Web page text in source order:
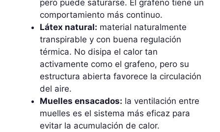
pero puede saturarse. El grafeno tiene un
comportamiento más continuo.
Látex natural: material naturalmente
transpirable y con buena regulación
térmica. No disipa el calor tan
activamente como el grafeno, pero su
estructura abierta favorece la circulación
del aire.
Muelles ensacados: la ventilación entre
muelles es el sistema más eficaz para
evitar la acumulación de calor.